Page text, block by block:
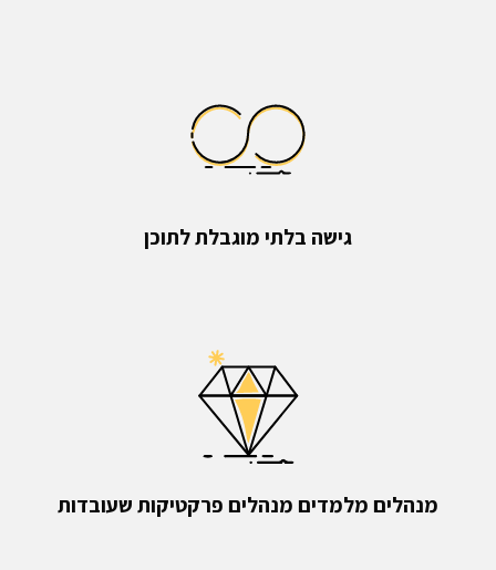
גישה בלתי מוגבלת לתוכן
מנהלים מלמדים מנהלים פרקטיקות שעובדות